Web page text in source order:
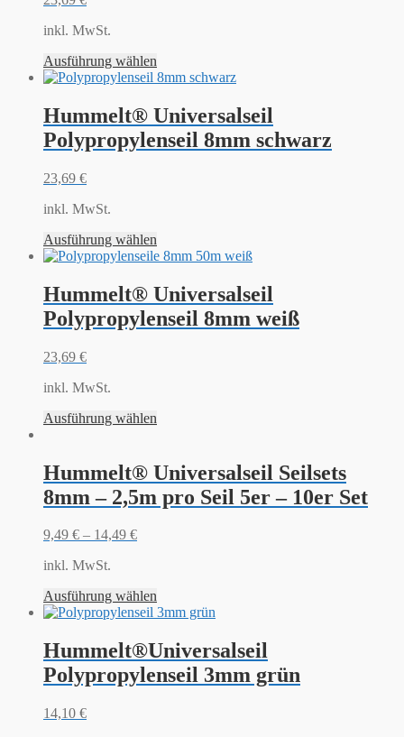
inkl. MwSt.
Ausführung wählen
Hummelt® Universalseil
Polypropylenseil 8mm schwarz
23,69 €
inkl. MwSt.
Ausführung wählen
Hummelt® Universalseil
Polypropylenseil 8mm weiß
23,69 €
inkl. MwSt.
Ausführung wählen
Hummelt® Universalseil Seilsets
8mm – 2,5m pro Seil 5er – 10er Set
9,49 € – 14,49 €
inkl. MwSt.
Ausführung wählen
Hummelt®Universalseil
Polypropylenseil 3mm grün
14,10 €